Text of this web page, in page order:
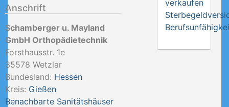
Anschrift
Schamberger u. Mayland
GmbH Orthopädietechnik
Forsthausstr. 1e
35578 Wetzlar
Bundesland: Hessen
Kreis: Gießen
Benachbarte Sanitätshäuser
verkaufen